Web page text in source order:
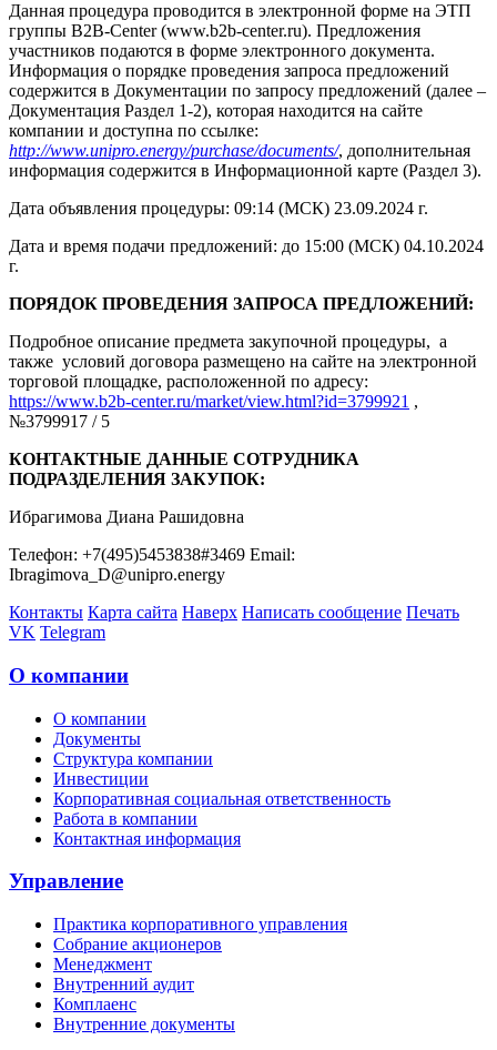
Данная процедура проводится в электронной форме на ЭТП
группы B2B-Center (www.b2b-center.ru). Предложения
участников подаются в форме электронного документа.
Информация о порядке проведения запроса предложений
содержится в Документации по запросу предложений (далее –
Документация Раздел 1-2), которая находится на сайте
компании и доступна по ссылке:
http://www.unipro.energy/purchase/documents/, дополнительная
информация содержится в Информационной карте (Раздел 3).
Дата объявления процедуры: 09:14 (МСК) 23.09.2024 г.
Дата и время подачи предложений: до 15:00 (МСК) 04.10.2024
г.
ПОРЯДОК ПРОВЕДЕНИЯ ЗАПРОСА ПРЕДЛОЖЕНИЙ:
Подробное описание предмета закупочной процедуры, а
также условий договора размещено на сайте на электронной
торговой площадке, расположенной по адресу:
https://www.b2b-center.ru/market/view.html?id=3799921 ,
№3799917 / 5
КОНТАКТНЫЕ ДАННЫЕ СОТРУДНИКА
ПОДРАЗДЕЛЕНИЯ ЗАКУПОК:
Ибрагимова Диана Рашидовна
Телефон: +7(495)5453838#3469 Email:
Ibragimova_D@unipro.energy
Контакты Карта сайта Наверх Написать сообщение Печать
VK Telegram
О компании
О компании
Документы
Структура компании
Инвестиции
Корпоративная социальная ответственность
Работа в компании
Контактная информация
Управление
Практика корпоративного управления
Собрание акционеров
Менеджмент
Внутренний аудит
Комплаенс
Внутренние документы